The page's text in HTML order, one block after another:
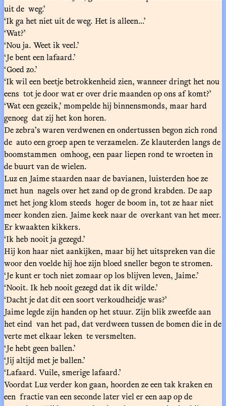
uit de weg.’
‘Ik ga het niet uit de weg. Het is alleen…’
‘Wat?’
‘Nou ja. Weet ik veel.’
‘Je bent een lafaard.’
‘Goed zo.’
‘Ik wil een beetje betrokkenheid zien, wanneer dringt het nou
eens tot je door wat er over drie maanden op ons af komt?’
‘Wat een gezeik,’ mompelde hij binnensmonds, maar hard
genoeg dat zij het kon horen.
De zebra’s waren verdwenen en ondertussen begon zich rond
de auto een groep apen te verzamelen. Ze klauterden langs de
boomstammen omhoog, een paar liepen rond te wroeten in
de buurt van de wielen.
Luz en Jaime staarden naar de bavianen, luisterden hoe ze
met hun nagels over het zand op de grond krabden. De aap
met het jong klom steeds hoger de boom in, tot ze haar niet
meer konden zien. Jaime keek naar de overkant van het meer.
Er kwaakten kikkers.
‘Ik heb nooit ja gezegd.’
Hij kon haar niet aankijken, maar bij het uitspreken van die
woor den voelde hij hoe zijn bloed sneller begon te stromen.
‘Je kunt er toch niet zomaar op los blijven leven, Jaime.’
‘Nooit. Ik heb nooit gezegd dat ik dit wilde.’
‘Dacht je dat dit een soort verkoudheidje was?’
Jaime legde zijn handen op het stuur. Zijn blik zweefde aan
het eind van het pad, dat verdween tussen de bomen die in de
verte met elkaar leken te versmelten.
‘Je hebt geen ballen.’
‘Jij altijd met je ballen.’
‘Lafaard. Vuile, smerige lafaard.’
Voordat Luz verder kon gaan, hoorden ze een tak kraken en
een fractie van een seconde later viel er een aap op de